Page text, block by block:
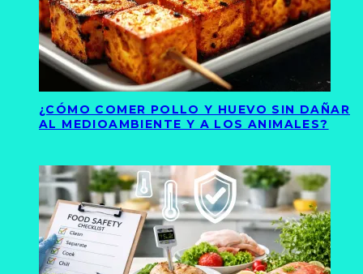
¿CÓMO COMER POLLO Y HUEVO SIN DAÑAR
AL MEDIOAMBIENTE Y A LOS ANIMALES?